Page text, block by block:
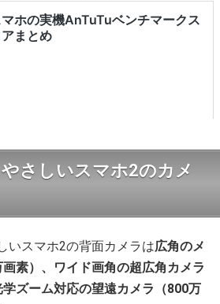
やさしいスマホ2のカメ
いスマホ2の背面カメラは広角のメ
素）、ワイド画角の超広角カメラ
学ズーム対応の望遠カメラ（800万